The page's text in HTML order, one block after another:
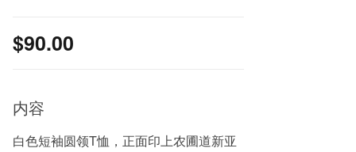
$90.00
内容
白色短袖圆领T恤，正面印上农圃道新亚